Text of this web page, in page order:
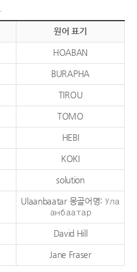
원어 표기
HOABAN
BURAPHA
TIROU
TOMO
HEBI
KOKI
solution
Ulaanbaatar 몽골어명: Ула
анбаатар
David Hill
Jane Fraser